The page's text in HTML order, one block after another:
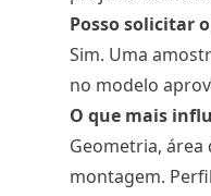
Posso solicitar
Sim. Uma
no modelo
O que mais
Geometria,
montagem.